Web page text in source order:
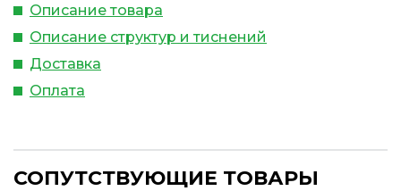
Описание товара
Описание структур и тиснений
Доставка
Оплата
СОПУТСТВУЮЩИЕ ТОВАРЫ